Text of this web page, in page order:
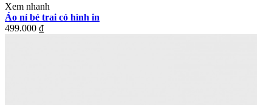
Xem nhanh
Áo nỉ bé trai có hình in
499.000 ₫